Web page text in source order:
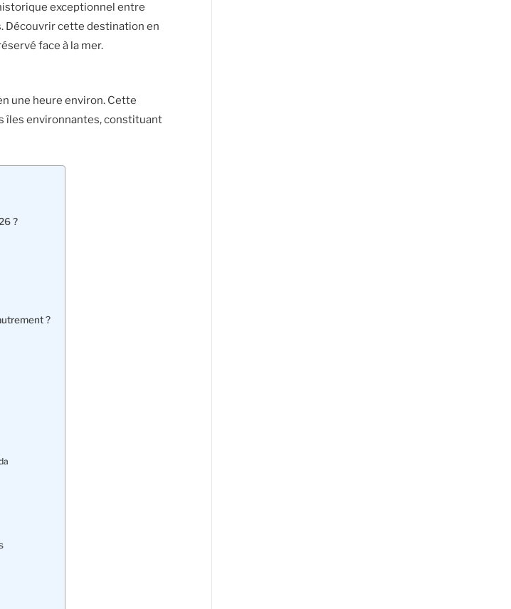
exceptionnel entre
Découvrir cette destination en
face à la mer.
une heure environ. Cette
îles environnantes, constituant
?
?